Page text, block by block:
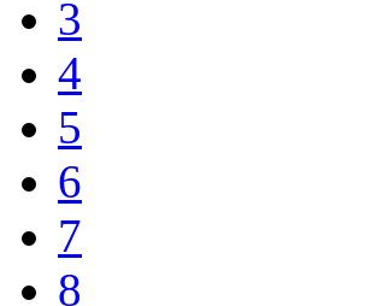
3
4
5
6
7
8